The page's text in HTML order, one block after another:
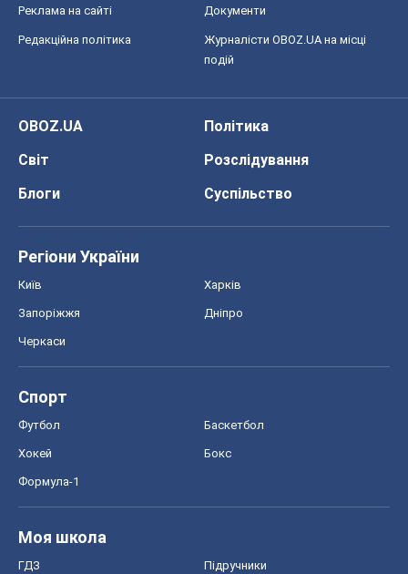
Реклама на сайті Документи
Редакційна політика
Журналісти OBOZ.UA на місці
подій
OBOZ.UA
Політика
Світ
Розслідування
Блоги
Суспільство
Регіони України
Київ Харків
Запоріжжя Дніпро
Черкаси
Спорт
Футбол Баскетбол
Хокей Бокс
Формула-1
Моя школа
ГДЗ Підручники